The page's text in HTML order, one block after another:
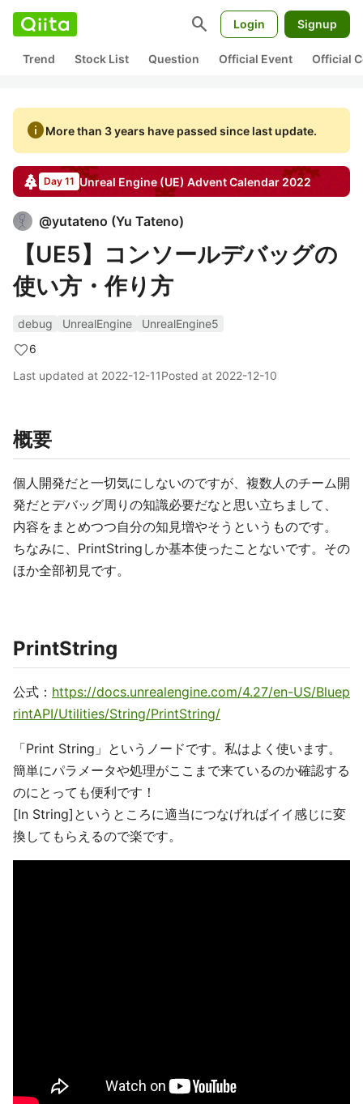
search Login Signup
Trend Stock List Question Official Event Official
infoMore than 3 years have passed since last update.
Day 11 Unreal Engine (UE) Advent Calendar2022
@yutateno (Yu Tateno)
【UE5】コンソールデバッグの
使い方・作り方
debug UnrealEngine
UnrealEngine5
6
Last updated at 2022-12-11Posted at 2022-12-10
概要
個人開発だと一切気にしないのですが、複数人のチーム開
発だとデバッグ周りの知識必要だなと思い立ちまして、
内容をまとめつつ自分の知見増やそうというものです。
ちなみに、PrintStringしか基本使ったことないです。その
ほか全部初見です。
PrintString
公式： https://docs.unrealengine.com/4.27/en-US/Bluep
rintAPI/Utilities/String/PrintString/
「Print String」というノードです。私はよく使います。
簡単にパラメータや処理がここまで来ているのか確認する
のにとっても便利です！
[In String]というところに適当につなげればイイ感じに変
換してもらえるので楽です。